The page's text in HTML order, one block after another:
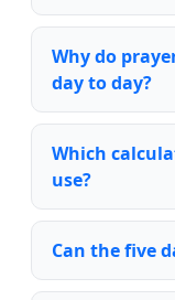
Why do
day to day?
Which
use?
Can the five